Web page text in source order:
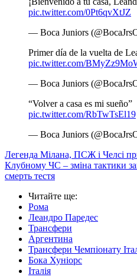
pic.twitter.com/0Pt6qvXtJZ
— Boca Juniors
Primer día de la vuelta de
pic.twitter.com/
— Boca Juniors
“Volver a casa es mi sueño”
pic.twitter.com/RbTwTsEl19
— Boca Juniors
Легенда Мілана, ПСЖ і Челсі
Клубному ЧС – зміна тактики
смерть тестя
Читайте ще:
Рома
Леандро Паредес
Трансфери
Аргентина
Трансфери Чемпіонату
Бока Хуніорс
Італія